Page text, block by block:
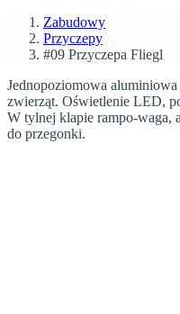
Zabudowy
Przyczepy
#09 Przyczepa Fliegl
Jednopoziomowa
zwierząt. Oświetlenie LED,
W tylnej klapie rampo-waga,
do przegonki.